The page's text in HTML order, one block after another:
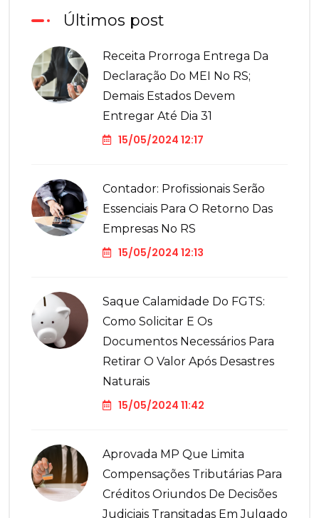
Últimos post
Receita Prorroga Entrega Da
Declaração Do MEI No RS;
Demais Estados Devem
Entregar Até Dia 31
15/05/2024 12:17
Contador: Profissionais Serão
Essenciais Para O Retorno Das
Empresas No RS
15/05/2024 12:13
Saque Calamidade Do FGTS:
Como Solicitar E Os
Documentos Necessários Para
Retirar O Valor Após Desastres
Naturais
15/05/2024 11:42
Aprovada MP Que Limita
Compensações Tributárias Para
Créditos Oriundos De Decisões
Judiciais Transitadas Em Julgado